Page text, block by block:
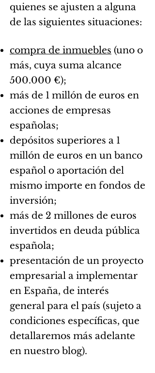
quienes se ajusten a alguna
de las siguientes situaciones:
compra de inmuebles (uno o
más, cuya suma alcance
500.000 €);
más de 1 millón de euros en
acciones de empresas
españolas;
depósitos superiores a 1
millón de euros en un banco
español o aportación del
mismo importe en fondos de
inversión;
más de 2 millones de euros
invertidos en deuda pública
española;
presentación de un proyecto
empresarial a implementar
en España, de interés
general para el país (sujeto a
condiciones específicas, que
detallaremos más adelante
en nuestro blog).